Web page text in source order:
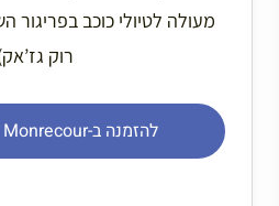
מעולה לטיולי כוכב בפריגור
רוק
להזמנה ב-Château de Monrecour